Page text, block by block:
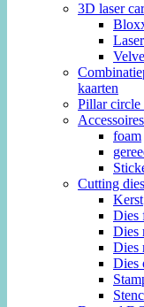
3D laser
kaarten
Pillar circle
foam
Cutting
Kerst
Dies
Dies
Dies
Dies